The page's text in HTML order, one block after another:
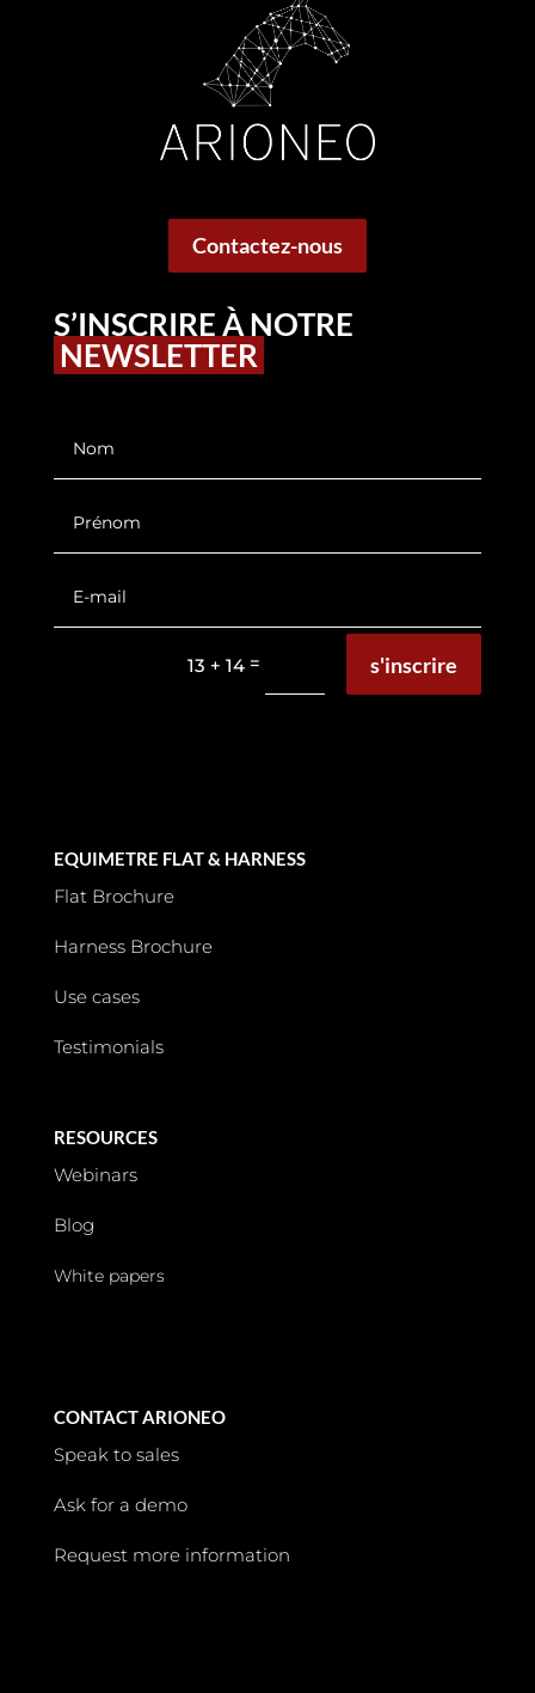
Contactez-nous
S’INSCRIRE À NOTRE
NEWSLETTER
13 + 14 = s'inscrire
EQUIMETRE FLAT & HARNESS
Flat Brochure
Harness Brochure
Use cases
Testimonials
RESOURCES
Webinars
Blog
White papers
CONTACT ARIONEO
Speak to sales
Ask for a demo
Request more information